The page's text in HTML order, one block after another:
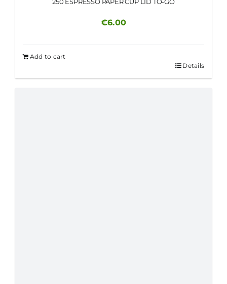
250 ESPRESSO PAPER CUP LID TO-GO
€6.00
Add to cart
Details